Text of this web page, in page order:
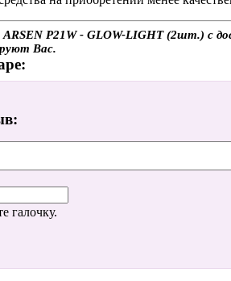
P21W - GLOW-LIGHT (2шт.) с
Вас.
галочку.